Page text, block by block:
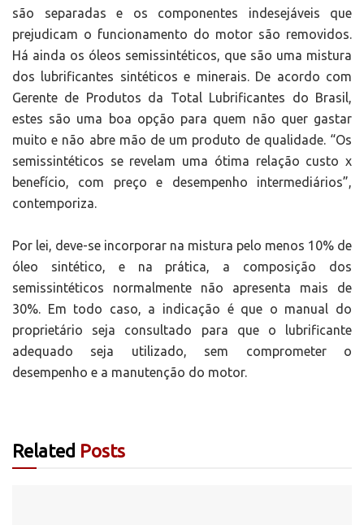
são separadas e os componentes indesejáveis que
prejudicam o funcionamento do motor são removidos.
Há ainda os óleos semissintéticos, que são uma mistura
dos lubrificantes sintéticos e minerais. De acordo com
Gerente de Produtos da Total Lubrificantes do Brasil,
estes são uma boa opção para quem não quer gastar
muito e não abre mão de um produto de qualidade. “Os
semissintéticos se revelam uma ótima relação custo x
benefício, com preço e desempenho intermediários”,
contemporiza.
Por lei, deve-se incorporar na mistura pelo menos 10% de
óleo sintético, e na prática, a composição dos
semissintéticos normalmente não apresenta mais de
30%. Em todo caso, a indicação é que o manual do
proprietário seja consultado para que o lubrificante
adequado seja utilizado, sem comprometer o
desempenho e a manutenção do motor.
Related Posts